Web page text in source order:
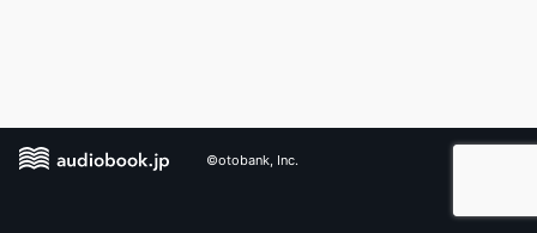
©otobank, Inc.